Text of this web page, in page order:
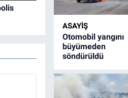
ASAYİŞ
Otomobil yangını
büyümeden
söndürüldü